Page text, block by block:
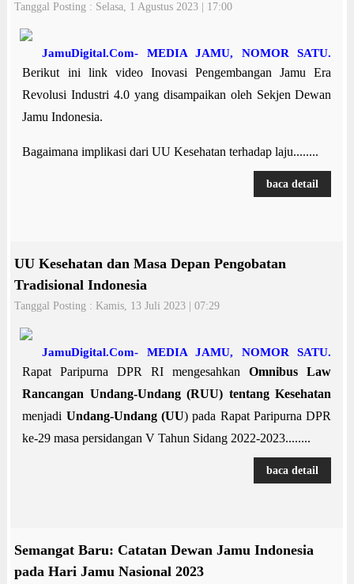
Tanggal Posting : Selasa, 1 Agustus 2023 | 17:00
JamuDigital.Com- MEDIA JAMU, NOMOR SATU.
Berikut ini link video Inovasi Pengembangan Jamu Era
Revolusi Industri 4.0 yang disampaikan oleh Sekjen Dewan
Jamu Indonesia.
Bagaimana implikasi dari UU Kesehatan terhadap laju........
baca detail
UU Kesehatan dan Masa Depan Pengobatan
Tradisional Indonesia
Tanggal Posting : Kamis, 13 Juli 2023 | 07:29
JamuDigital.Com- MEDIA JAMU, NOMOR SATU.
Rapat Paripurna DPR RI mengesahkanOmnibus Law
Rancangan Undang-Undang (RUU) tentang Kesehatan
menjadi Undang-Undang (UU) pada Rapat Paripurna DPR
ke-29 masa persidangan V Tahun Sidang 2022-2023........
baca detail
Semangat Baru: Catatan Dewan Jamu Indonesia
pada Hari Jamu Nasional 2023